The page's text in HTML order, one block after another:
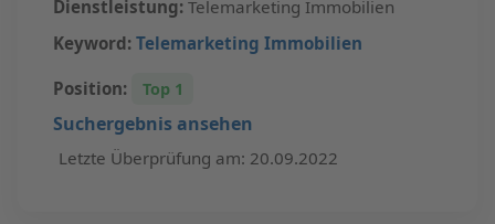
Dienstleistung: Telemarketing Immobilien
Keyword: Telemarketing Immobilien
Position: Top 1
Suchergebnis ansehen
Letzte Überprüfung am: 20.09.2022